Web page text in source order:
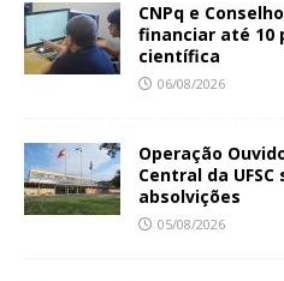
CNPq e
financiar até 10
científica
06/08/2026
Operação
Central da
absolvições
05/08/2026